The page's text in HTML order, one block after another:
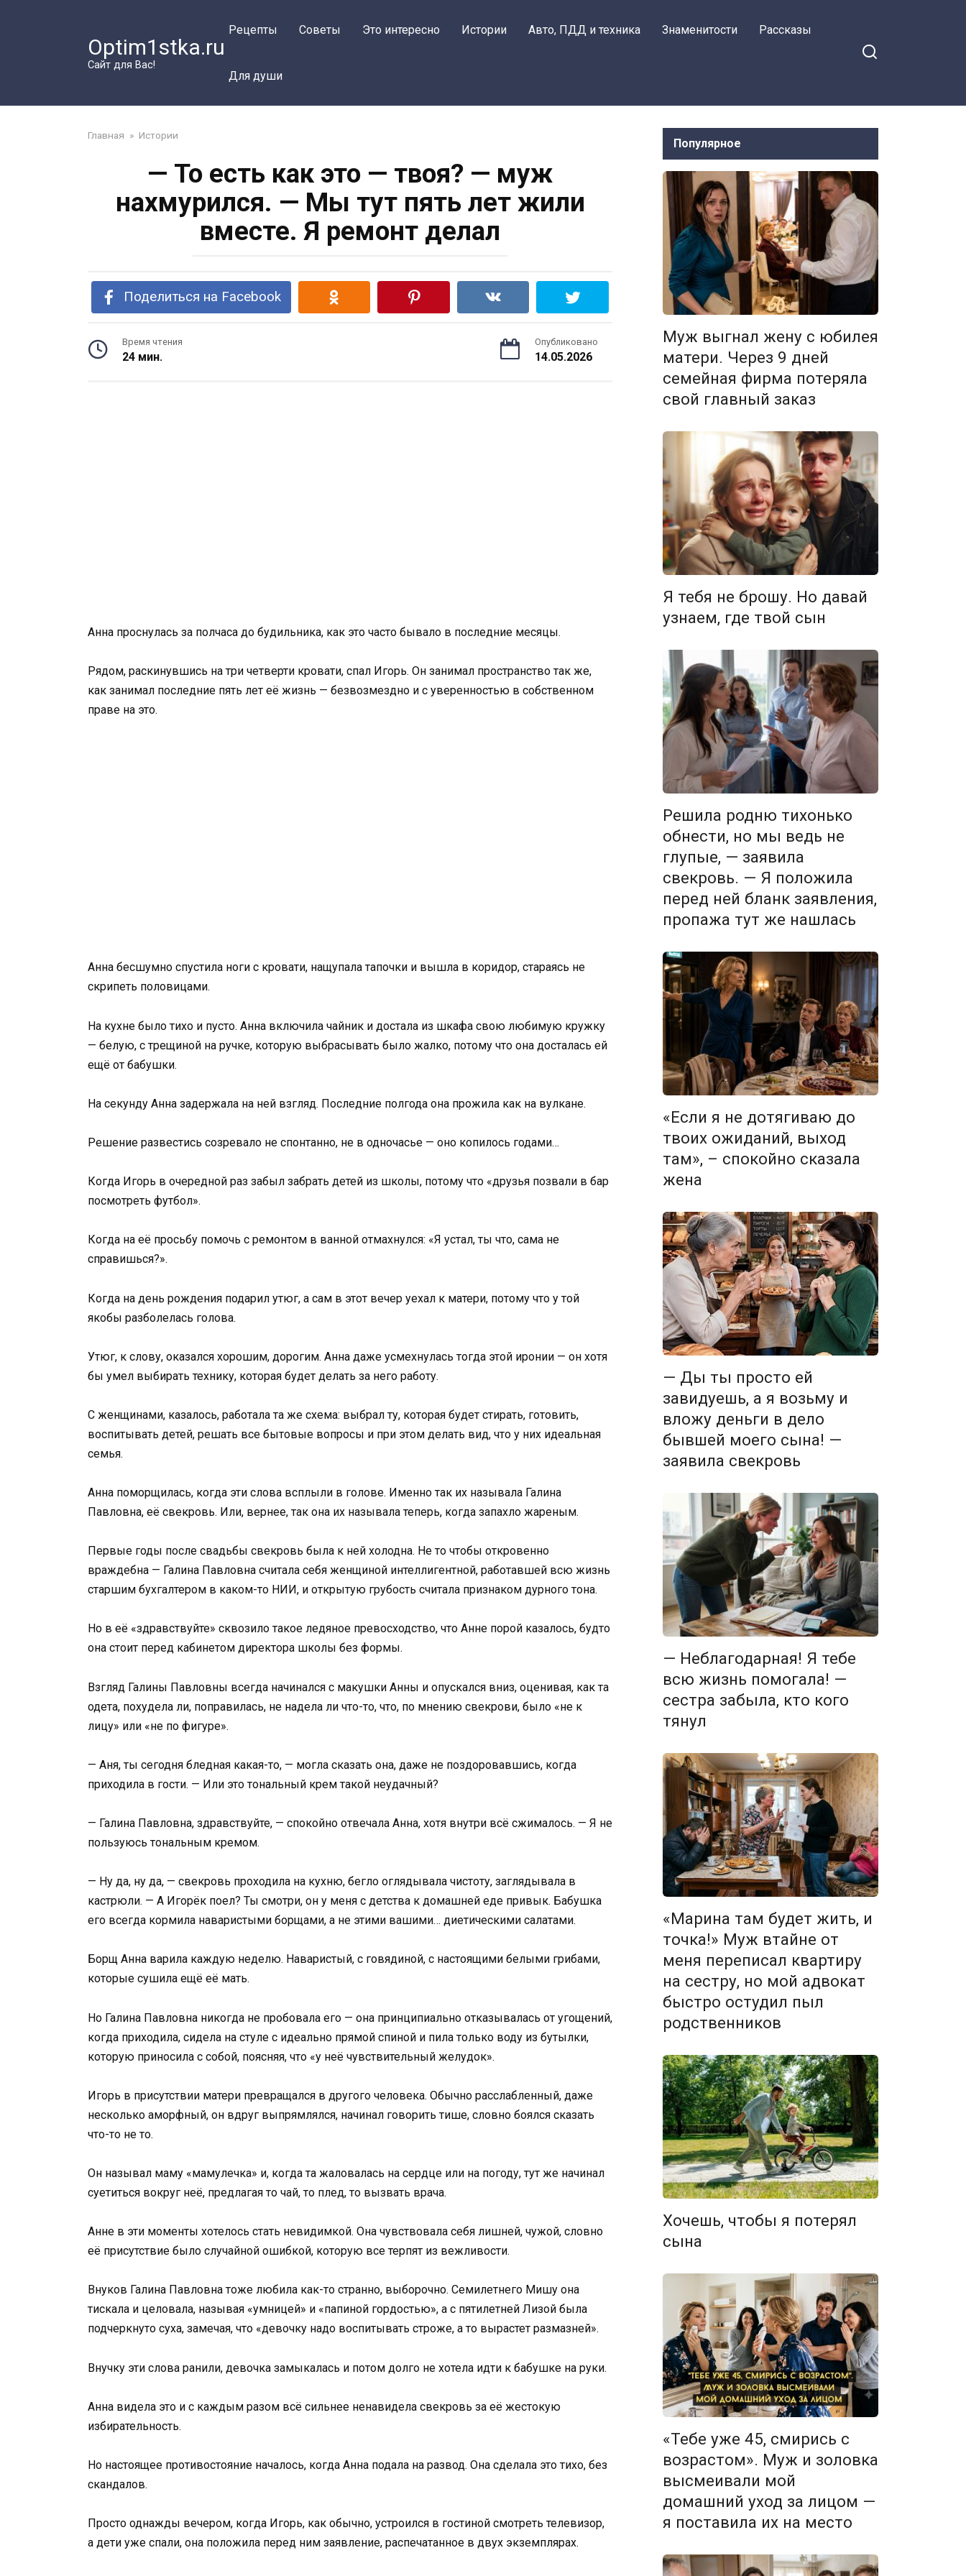
Optim1stka.ru
Сайт для Вас!
Рецепты Советы Это интересно Истории Авто, ПДД и техника Знаменитости Рассказы
Для души
Главная » Истории
— То есть как это — твоя? — муж
нахмурился. — Мы тут пять лет жили
вместе. Я ремонт делал
Поделиться на Facebook
Время чтения
24 мин.
Опубликовано
14.05.2026
Анна проснулась за полчаса до будильника, как это часто бывало в последние месяцы.
Рядом, раскинувшись на три четверти кровати, спал Игорь. Он занимал пространство так же,
как занимал последние пять лет её жизнь — безвозмездно и с уверенностью в собственном
праве на это.
Анна бесшумно спустила ноги с кровати, нащупала тапочки и вышла в коридор, стараясь не
скрипеть половицами.
На кухне было тихо и пусто. Анна включила чайник и достала из шкафа свою любимую кружку
— белую, с трещиной на ручке, которую выбрасывать было жалко, потому что она досталась ей
ещё от бабушки.
На секунду Анна задержала на ней взгляд. Последние полгода она прожила как на вулкане.
Решение развестись созревало не спонтанно, не в одночасье — оно копилось годами…
Когда Игорь в очередной раз забыл забрать детей из школы, потому что «друзья позвали в бар
посмотреть футбол».
Когда на её просьбу помочь с ремонтом в ванной отмахнулся: «Я устал, ты что, сама не
справишься?».
Когда на день рождения подарил утюг, а сам в этот вечер уехал к матери, потому что у той
якобы разболелась голова.
Утюг, к слову, оказался хорошим, дорогим. Анна даже усмехнулась тогда этой иронии — он хотя
бы умел выбирать технику, которая будет делать за него работу.
С женщинами, казалось, работала та же схема: выбрал ту, которая будет стирать, готовить,
воспитывать детей, решать все бытовые вопросы и при этом делать вид, что у них идеальная
семья.
Анна поморщилась, когда эти слова всплыли в голове. Именно так их называла Галина
Павловна, её свекровь. Или, вернее, так она их называла теперь, когда запахло жареным.
Первые годы после свадьбы свекровь была к ней холодна. Не то чтобы откровенно
враждебна — Галина Павловна считала себя женщиной интеллигентной, работавшей всю жизнь
старшим бухгалтером в каком-то НИИ, и открытую грубость считала признаком дурного тона.
Но в её «здравствуйте» сквозило такое ледяное превосходство, что Анне порой казалось, будто
она стоит перед кабинетом директора школы без формы.
Взгляд Галины Павловны всегда начинался с макушки Анны и опускался вниз, оценивая, как та
одета, похудела ли, поправилась, не надела ли что-то, что, по мнению свекрови, было «не к
лицу» или «не по фигуре».
— Аня, ты сегодня бледная какая-то, — могла сказать она, даже не поздоровавшись, когда
приходила в гости. — Или это тональный крем такой неудачный?
— Галина Павловна, здравствуйте, — спокойно отвечала Анна, хотя внутри всё сжималось. — Я не
пользуюсь тональным кремом.
— Ну да, ну да, — свекровь проходила на кухню, бегло оглядывала чистоту, заглядывала в
кастрюли. — А Игорёк поел? Ты смотри, он у меня с детства к домашней еде привык. Бабушка
его всегда кормила наваристыми борщами, а не этими вашими… диетическими салатами.
Борщ Анна варила каждую неделю. Наваристый, с говядиной, с настоящими белыми грибами,
которые сушила ещё её мать.
Но Галина Павловна никогда не пробовала его — она принципиально отказывалась от угощений,
когда приходила, сидела на стуле с идеально прямой спиной и пила только воду из бутылки,
которую приносила с собой, поясняя, что «у неё чувствительный желудок».
Игорь в присутствии матери превращался в другого человека. Обычно расслабленный, даже
несколько аморфный, он вдруг выпрямлялся, начинал говорить тише, словно боялся сказать
что-то не то.
Он называл маму «мамулечка» и, когда та жаловалась на сердце или на погоду, тут же начинал
суетиться вокруг неё, предлагая то чай, то плед, то вызвать врача.
Анне в эти моменты хотелось стать невидимкой. Она чувствовала себя лишней, чужой, словно
её присутствие было случайной ошибкой, которую все терпят из вежливости.
Внуков Галина Павловна тоже любила как-то странно, выборочно. Семилетнего Мишу она
тискала и целовала, называя «умницей» и «папиной гордостью», а с пятилетней Лизой была
подчеркнуто суха, замечая, что «девочку надо воспитывать строже, а то вырастет размазней».
Внучку эти слова ранили, девочка замыкалась и потом долго не хотела идти к бабушке на руки.
Анна видела это и с каждым разом всё сильнее ненавидела свекровь за её жестокую
избирательность.
Но настоящее противостояние началось, когда Анна подала на развод. Она сделала это тихо, без
скандалов.
Просто однажды вечером, когда Игорь, как обычно, устроился в гостиной смотреть телевизор,
а дети уже спали, она положила перед ним заявление, распечатанное в двух экземплярах.
Популярное
Муж выгнал жену с юбилея
матери. Через 9 дней
семейная фирма потеряла
свой главный заказ
Я тебя не брошу. Но давай
узнаем, где твой сын
Решила родню тихонько
обнести, но мы ведь не
глупые, — заявила
свекровь. — Я положила
перед ней бланк заявления,
пропажа тут же нашлась
«Если я не дотягиваю до
твоих ожиданий, выход
там», – спокойно сказала
жена
— Ды ты просто ей
завидуешь, а я возьму и
вложу деньги в дело
бывшей моего сына! —
заявила свекровь
— Неблагодарная! Я тебе
всю жизнь помогала! —
сестра забыла, кто кого
тянул
«Марина там будет жить, и
точка!» Муж втайне от
меня переписал квартиру
на сестру, но мой адвокат
быстро остудил пыл
родственников
Хочешь, чтобы я потерял
сына
«Тебе уже 45, смирись с
возрастом». Муж и золовка
высмеивали мой
домашний уход за лицом —
я поставила их на место